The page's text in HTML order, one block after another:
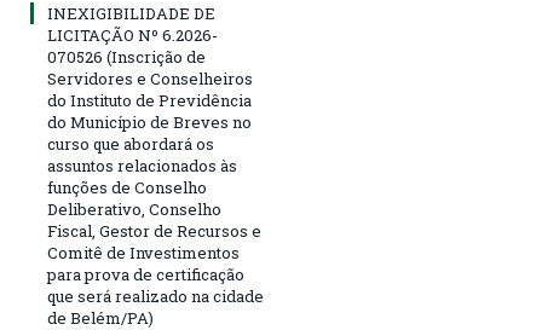
INEXIGIBILIDADE DE
LICITAÇÃO Nº 6.2026-
070526 (Inscrição de
Servidores e Conselheiros
do Instituto de Previdência
do Município de Breves no
curso que abordará os
assuntos relacionados às
funções de Conselho
Deliberativo, Conselho
Fiscal, Gestor de Recursos e
Comitê de Investimentos
para prova de certificação
que será realizado na cidade
de Belém/PA)